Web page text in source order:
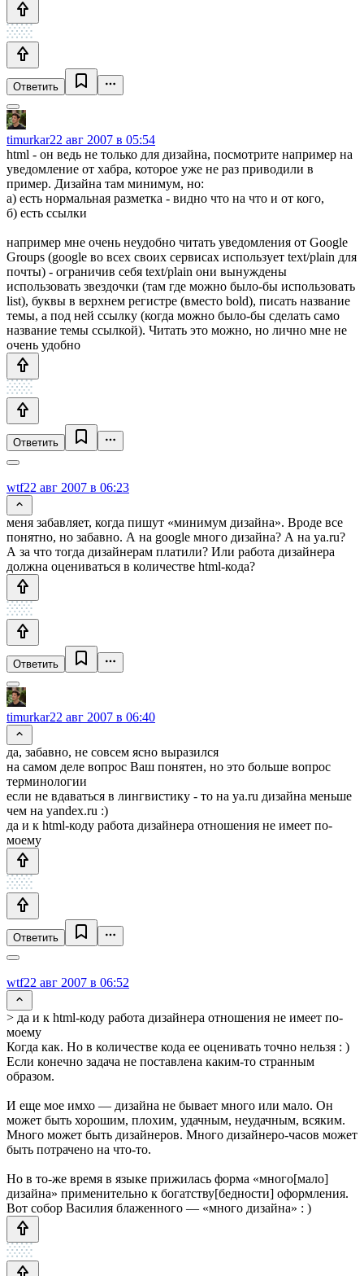
Ответить
timurkar22 авг 2007 в 05:54
html - он ведь не только для дизайна, посмотрите например на
уведомление от хабра, которое уже не раз приводили в
пример. Дизайна там минимум, но:
а) есть нормальная разметка - видно что на что и от кого,
б) есть ссылки
например мне очень неудобно читать уведомления от Google
Groups (google во всех своих сервисах использует text/plain для
почты) - ограничив себя text/plain они вынуждены
использовать звездочки (там где можно было-бы использовать
list), буквы в верхнем регистре (вместо bold), писать название
темы, а под ней ссылку (когда можно было-бы сделать само
название темы ссылкой). Читать это можно, но лично мне не
очень удобно
Ответить
wtf22 авг 2007 в 06:23
меня забавляет, когда пишут «минимум дизайна». Вроде все
понятно, но забавно. А на google много дизайна? А на ya.ru?
А за что тогда дизайнерам платили? Или работа дизайнера
должна оцениваться в количестве html-кода?
Ответить
timurkar22 авг 2007 в 06:40
да, забавно, не совсем ясно выразился
на самом деле вопрос Ваш понятен, но это больше вопрос
терминологии
если не вдаваться в лингвистику - то на ya.ru дизайна меньше
чем на yandex.ru :)
да и к html-коду работа дизайнера отношения не имеет по-
моему
Ответить
wtf22 авг 2007 в 06:52
> да и к html-коду работа дизайнера отношения не имеет по-
моему
Когда как. Но в количестве кода ее оценивать точно нельзя : )
Если конечно задача не поставлена каким-то странным
образом.
И еще мое имхо — дизайна не бывает много или мало. Он
может быть хорошим, плохим, удачным, неудачным, всяким.
Много может быть дизайнеров. Много дизайнеро-часов может
быть потрачено на что-то.
Но в то-же время в языке прижилась форма «много[мало]
дизайна» применительно к богатству[бедности] оформления.
Вот собор Василия блаженного — «много дизайна» : )